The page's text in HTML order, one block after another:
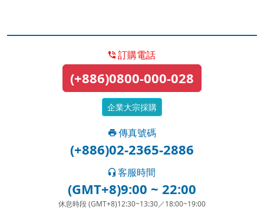
訂購電話
(+886)0800-000-028
企業大宗採購
傳真號碼
(+886)02-2365-2886
客服時間
(GMT+8)9:00 ~ 22:00
休息時段 (GMT+8)12:30~13:30／18:00~19:00